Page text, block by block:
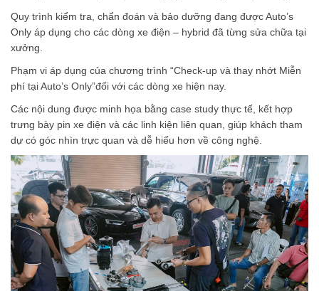
Quy trình kiểm tra, chẩn đoán và bảo dưỡng đang được Auto’s
Only áp dụng cho các dòng xe điện – hybrid đã từng sửa chữa tại
xưởng.
Phạm vi áp dụng của chương trình “Check-up và thay nhớt Miễn
phí tại Auto’s Only”đối với các dòng xe hiện nay.
Các nội dung được minh họa bằng case study thực tế, kết hợp
trưng bày pin xe điện và các linh kiện liên quan, giúp khách tham
dự có góc nhìn trực quan và dễ hiểu hơn về công nghệ.